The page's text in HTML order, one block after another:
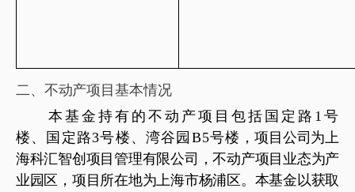
二、 不动产项目基本情况
本基金持有的不动产项目包括国定路 1 号
楼、国定路3号楼、湾谷园 B5号楼 ，项目公司为上
海科汇智创项目管理有限公司，不动产项目业态为产
业园区，项目所在地为上海市杨浦区。本基金以获取